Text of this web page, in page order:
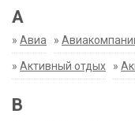
А
» Авиа »
» Активный отдых »
В